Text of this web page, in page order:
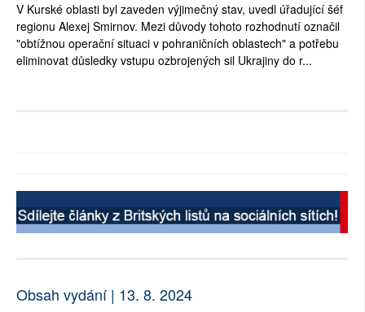
V Kurské oblasti byl zaveden výjimečný stav, uvedl úřadující šéf
regionu Alexej Smirnov. Mezi důvody tohoto rozhodnutí označil
"obtížnou operační situaci v pohraničních oblastech" a potřebu
eliminovat důsledky vstupu ozbrojených sil Ukrajiny do r...
Obsah vydání | 13. 8. 2024